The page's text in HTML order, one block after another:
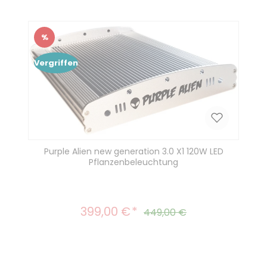
Rabatt
%
Vergriffen
Purple Alien new generation 3.0 X1 120W LED
Pflanzenbeleuchtung
Verkaufspreis:
399,00 € Regulärer Preis:
449,00 €